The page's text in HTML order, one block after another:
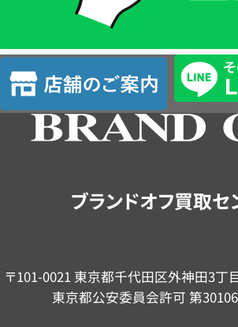
査
定
店
舗
の
ブランドオフ買取セ
〒101-0021 東京都千代田区外神田3丁
東京都公安委員会許可 第